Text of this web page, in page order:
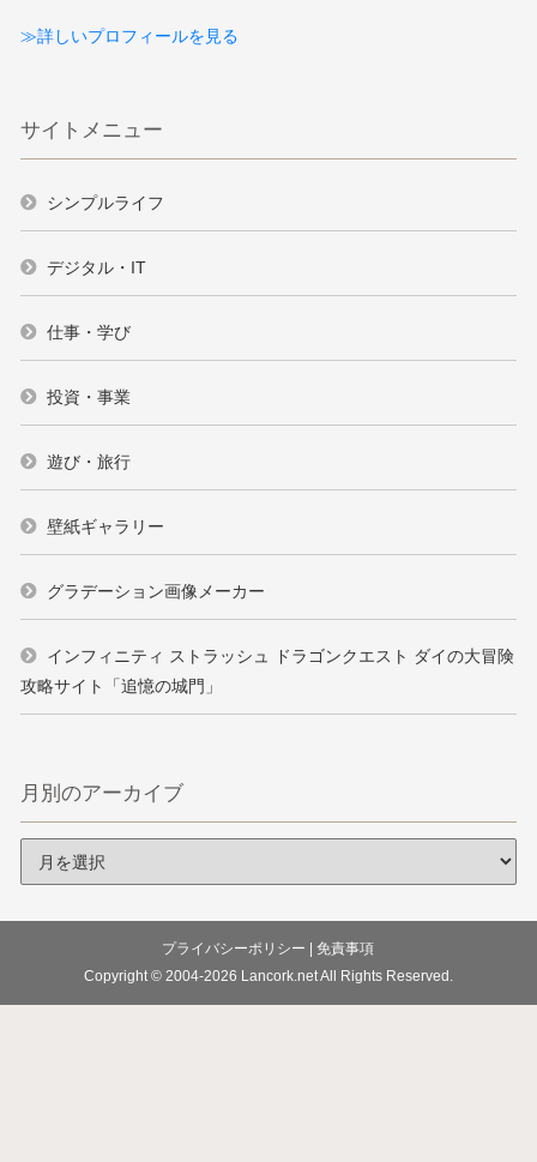
≫詳しいプロフィールを見る
サイトメニュー
シンプルライフ
デジタル・IT
仕事・学び
投資・事業
遊び・旅行
壁紙ギャラリー
グラデーション画像メーカー
インフィニティ ストラッシュ ドラゴンクエスト ダイの大冒険
攻略サイト「追憶の城門」
月別のアーカイブ
プライバシーポリシー |免責事項
Copyright © 2004-2026 Lancork.netAll Rights Reserved.